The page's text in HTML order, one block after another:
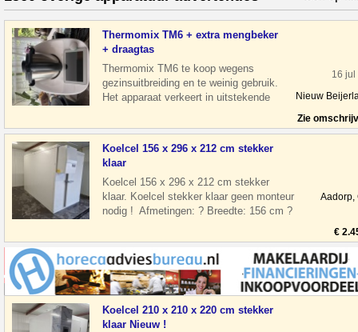
Thermomix TM6 + extra mengbeker
+ draagtas
Thermomix TM6 te koop wegens
gezinsuitbreiding en te weinig gebruik.
Het apparaat verkeert in uitstekende
16 jul
Nieuw
Zie
Koelcel 156 x 296 x 212 cm stekker
klaar
Koelcel 156 x 296 x 212 cm stekker
klaar. Koelcel stekker klaar geen monteur
nodig ! Afmetingen: ? Breedte: 156 cm ?
Aadorp,
€
Koelcel 210 x 210 x 220 cm stekker
klaar Nieuw !